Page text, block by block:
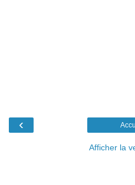
‹
Afficher la